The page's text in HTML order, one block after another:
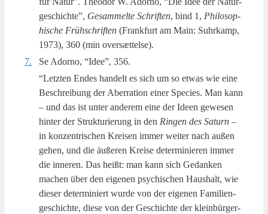
ge­s­chi­ch­te”, Gesam­mel­te Schrif­ten, bind 1, Phi­los­op­
hi­s­che Frühs­chrif­ten (Frank­furt am Main: Suhr­kamp,
1973), 360 (min oversættelse).
7.
Se Ador­no, “Idee”, 356.
“Letzten Endes han­delt es sich um so etwas wie eine
Beschrei­bung der Aber­ra­tion einer Spe­cies. Man kann
– und das ist unter ande­rem eine der Ide­en gewe­sen
hin­ter der Struk­turi­er­ung in den Rin­gen des Saturn –
in kon­zen­tri­s­chen Krei­sen immer wei­ter nach außen
gehen, und die äuße­ren Krei­se deter­mi­ni­e­ren immer
die inne­ren. Das heißt: man kann sich Gedan­ken
machen über den eige­nen psy­chi­s­chen Haus­halt, wie
die­ser deter­mi­ni­ert wur­de von der eige­nen Fami­li­en­
ge­s­chi­ch­te, die­se von der Ges­chi­ch­te der kle­in­bür­ger­